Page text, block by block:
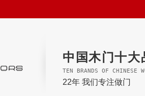
中国木门十大
TEN BRANDS OF CHINESE
22年 我们专注做门